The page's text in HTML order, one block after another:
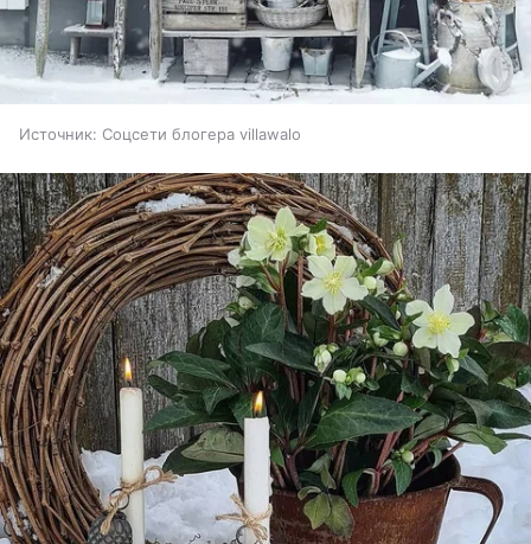
Источник: Соцсети блогера villawalo